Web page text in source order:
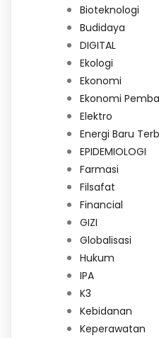
Bioteknologi
Budidaya
DIGITAL
Ekologi
Ekonomi
Ekonomi
Elektro
Energi Baru
EPIDEMIOLOGI
Farmasi
Filsafat
Financial
GIZI
Globalisasi
Hukum
IPA
K3
Kebidanan
Keperawatan